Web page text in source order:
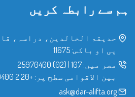
ہم سے رابطہ کریں
حدیقۃ الخالدین، دراسہ،
پی او باکس: 11675
مصر میں: 107
|
(02) 25970400
بین الاقوامی سطح پر: +20 2 25970400
ask@dar-alifta.org